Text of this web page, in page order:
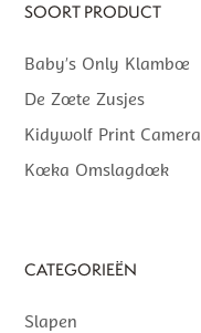
SOORT PRODUCT
Baby’s Only Klamboe
De Zoete Zusjes
Kidywolf Print Camera
Koeka Omslagdoek
CATEGORIEËN
Slapen